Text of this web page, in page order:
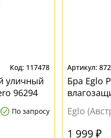
117478
уличный
96294
По запросу
Бра Eglo
Eglo
1 999 ₽